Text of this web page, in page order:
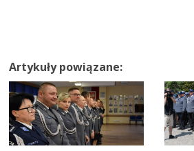
Artykuły powiązane: